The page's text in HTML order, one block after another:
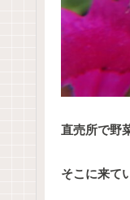
直売所で野
そこに来て